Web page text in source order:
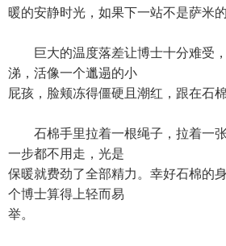
暖的安静时光，如果下一站不是萨米
巨大的温度落差让博士十分难受，
涕，活像一个邋遢的小
屁孩，脸颊冻得僵硬且潮红，跟在石
石棉手里拉着一根绳子，拉着一张
一步都不用走，光是
保暖就费劲了全部精力。幸好石棉的
个博士算得上轻而易
举。